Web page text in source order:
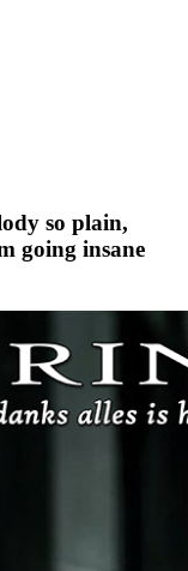
so plain,
going insane